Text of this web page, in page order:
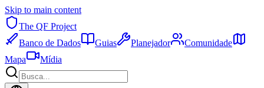
Skip to main content
The QF Project
Banco de Dados
Guias Planejador
Comunidade
Mapa
Mídia